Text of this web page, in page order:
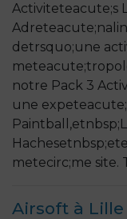
Activiteteacute;s
detrsquo;une
notre Pack 3
une
metecirc;me site.
Airsoft à Lille